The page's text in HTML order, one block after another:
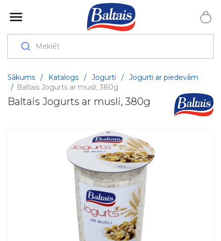
Sākums / Katalogs / Jogurti /
Jogurti ar piedevām
/ Baltais Jogurts ar musli, 380g
Baltais Jogurts ar musli, 380g